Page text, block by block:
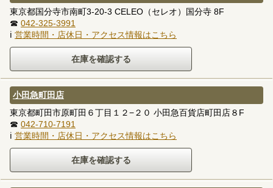
東京都国分寺市南町3-20-3 CELEO（セレオ）国分寺 8F
☎ 042-325-3991
ℹ 営業時間・店休日・アクセス情報はこちら
小田急町田店
東京都町田市原町田６丁目１２−２０ 小田急百貨店町田店８F
☎ 042-710-7191
ℹ 営業時間・店休日・アクセス情報はこちら